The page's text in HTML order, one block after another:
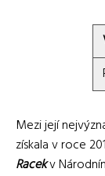
Mezi její
získala v roce
Racekv